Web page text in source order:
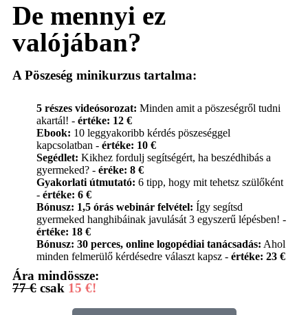
De mennyi ez
valójában?
A Pöszeség minikurzus tartalma:
5 részes videósorozat: Minden amit a pöszeségről tudni
akartál! - értéke: 12 €
Ebook: 10 leggyakoribb kérdés pöszeséggel
kapcsolatban - értéke: 10 €
Segédlet: Kikhez fordulj segítségért, ha beszédhibás a
gyermeked? - éréke: 8 €
Gyakorlati útmutató: 6 tipp, hogy mit tehetsz szülőként
- értéke: 6 €
Bónusz: 1,5 órás webinár felvétel: Így segítsd
gyermeked hanghibáinak javulását 3 egyszerű lépésben! -
értéke: 18 €
Bónusz: 30 perces, online logopédiai tanácsadás: Ahol
minden felmerülő kérdésedre választ kapsz - értéke: 23 €
Ára mindössze:
77 € csak 15 €!